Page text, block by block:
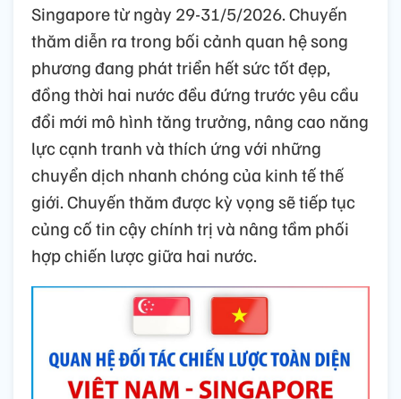
Singapore từ ngày 29-31/5/2026. Chuyến
thăm diễn ra trong bối cảnh quan hệ song
phương đang phát triển hết sức tốt đẹp,
đồng thời hai nước đều đứng trước yêu cầu
đổi mới mô hình tăng trưởng, nâng cao năng
lực cạnh tranh và thích ứng với những
chuyển dịch nhanh chóng của kinh tế thế
giới. Chuyến thăm được kỳ vọng sẽ tiếp tục
củng cố tin cậy chính trị và nâng tầm phối
hợp chiến lược giữa hai nước.